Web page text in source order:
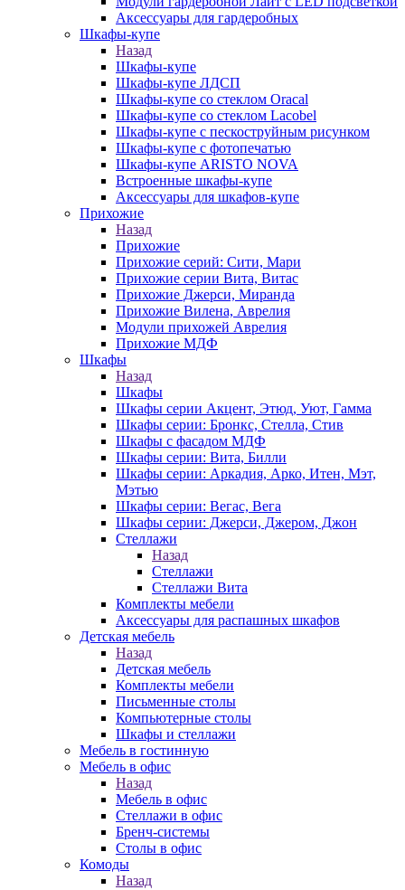
Аксессуары для гардеробных
Шкафы-купе
Назад
Шкафы-купе
Шкафы-купе ЛДСП
Шкафы-купе со стеклом Oracal
Шкафы-купе со стеклом Lacobel
Шкафы-купе с пескоструйным рисунком
Шкафы-купе с фотопечатью
Шкафы-купе ARISTO NOVA
Встроенные шкафы-купе
Аксессуары для шкафов-купе
Прихожие
Назад
Прихожие
Прихожие серий: Сити, Мари
Прихожие серии Вита, Витас
Прихожие Джерси, Миранда
Прихожие Вилена, Аврелия
Модули прихожей Аврелия
Прихожие МДФ
Шкафы
Назад
Шкафы
Шкафы серии Акцент, Этюд, Уют, Гамма
Шкафы серии: Бронкс, Стелла, Стив
Шкафы с фасадом МДФ
Шкафы серии: Вита, Билли
Шкафы серии: Аркадия, Арко, Итен, Мэт,
Мэтью
Шкафы серии: Вегас, Вега
Шкафы серии: Джерси, Джером, Джон
Стеллажи
Назад
Стеллажи
Стеллажи Вита
Комплекты мебели
Аксессуары для распашных шкафов
Детская мебель
Назад
Детская мебель
Комплекты мебели
Письменные столы
Компьютерные столы
Шкафы и стеллажи
Мебель в гостинную
Мебель в офис
Назад
Мебель в офис
Стеллажи в офис
Бренч-системы
Столы в офис
Комоды
Назад